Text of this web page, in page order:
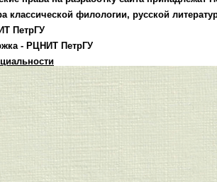
классической филологии, русской
ПетрГУ
- РЦНИТ ПетрГУ